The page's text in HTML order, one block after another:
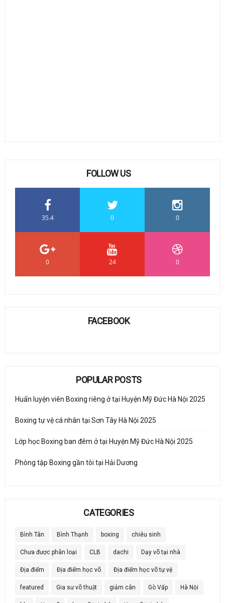
FOLLOW US
35.4 0 0
0 24 0
FACEBOOK
POPULAR POSTS
Huấn luyện viên Boxing riêng ở tại Huyện Mỹ Đức Hà Nội 2025
Boxing tự vệ cá nhân tại Sơn Tây Hà Nội 2025
Lớp học Boxing ban đêm ở tại Huyện Mỹ Đức Hà Nội 2025
Phòng tập Boxing gần tôi tại Hải Dương
CATEGORIES
Bình Tân Bình Thạnh boxing chiêu sinh
Chưa được phân loại CLB dachi Dạy võ tại nhà
Địa điểm Địa điểm học võ Địa điểm học võ tự vệ
featured Gia sư võ thuật giảm cân Gò Vấp Hà Nội